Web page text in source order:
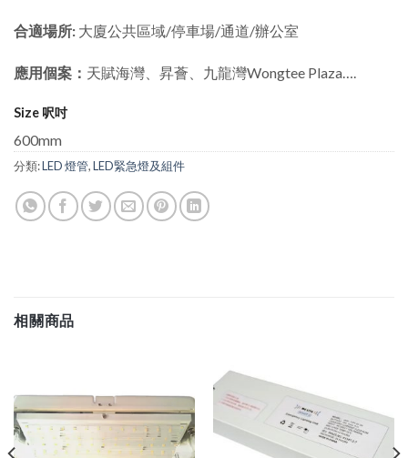
合適場所: 大廈公共區域/停車場/通道/辦公室
應用個案： 天賦海灣、昇薈、九龍灣Wongtee Plaza….
Size 呎吋
600mm
分類:LED 燈管,LED緊急燈及組件
相關商品